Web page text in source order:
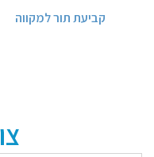
קביעת תור למקווה